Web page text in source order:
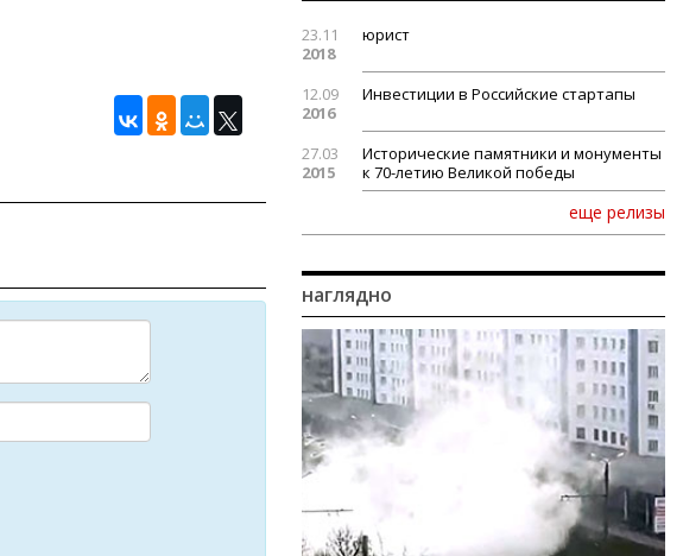
23.11
2018
юрист
12.09
2016
Инвестиции в Российские стартапы
27.03
2015
Исторические памятники и монументы
к 70-летию Великой победы
еще релизы
наглядно